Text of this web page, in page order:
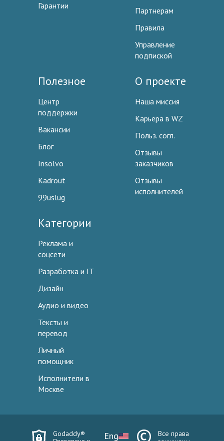
Гарантии
Партнерам
Правила
Управление
подпиской
Полезное
Центр
поддержки
Вакансии
Блог
Insolvo
Kadrout
99uslug
О проекте
Наша миссия
Карьера в WZ
Польз. согл.
Отзывы
заказчиков
Отзывы
исполнителей
Категории
Реклама и
соцсети
Разработка и IT
Дизайн
Аудио и видео
Тексты и
перевод
Личный
помощник
Исполнители в
Москве
Godaddy® Eng
Все права